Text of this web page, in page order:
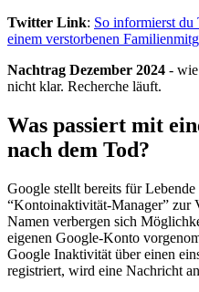
Twitter Link: So informierst du
einem verstorbenen
Nachtrag Dezember 2024 -
nicht klar. Recherche läuft.
Was passiert mit
nach dem Tod?
Google stellt bereits für Lebende
“Kontoinaktivität-Manager” zur
Namen verbergen sich
eigenen Google-Konto
Google Inaktivität über einen
registriert, wird eine Nachricht